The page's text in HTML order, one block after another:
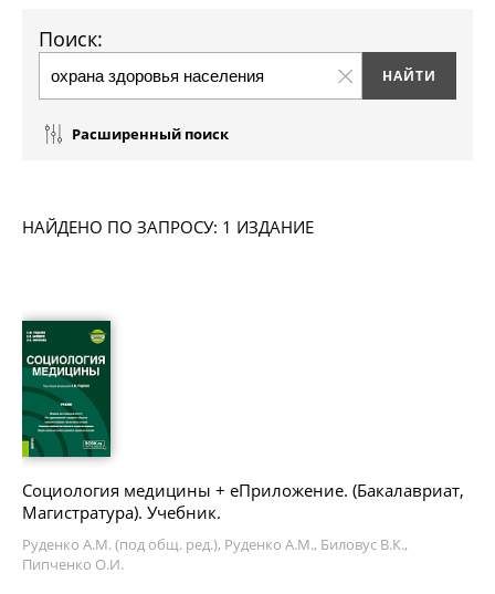
Поиск:
Расширенный поиск
НАЙДЕНО ПО ЗАПРОСУ: 1 ИЗДАНИЕ
Социология медицины + еПриложение. (Бакалавриат,
Магистратура). Учебник.
Руденко А.М. (под общ. ред.), Руденко А.М., Биловус В.К.,
Пипченко О.И.